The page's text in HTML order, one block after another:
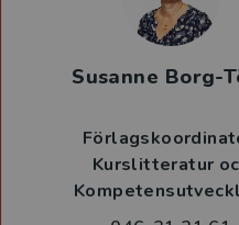
Susanne Borg-
Kurslitteratur